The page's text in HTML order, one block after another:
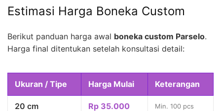
Estimasi Harga Boneka Custom
Berikut panduan harga awal boneka custom Parselo.
Harga final ditentukan setelah konsultasi detail:
Ukuran / Tipe Harga Mulai Keterangan
20 cm Rp 35.000 Min. 100 pcs